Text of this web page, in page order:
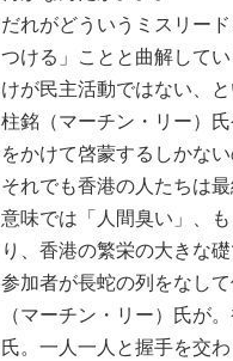
だれがどういうミスリー
つける」ことと曲解して
けが民主活動ではない、
柱銘（マーチン・リー）
をかけて啓蒙するしかな
それでも香港の人たちは
意味では「人間臭い」、
り、香港の繁栄の大きな礎
参加者が長蛇の列をなし
（マーチン・リー）氏が
氏。一人一人と握手を交